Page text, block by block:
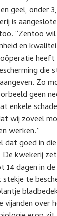
geel, onder
is
“Zentoo wil
en
heeft
die
Zo
geen
enkele
wij zoveel
werken.”
dat goed in
kwekerij
14 dagen in
te
vijanden over